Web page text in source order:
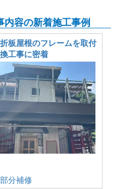
内容の新着施工事例
板屋根のフレームを取付
工事に密着
分補修